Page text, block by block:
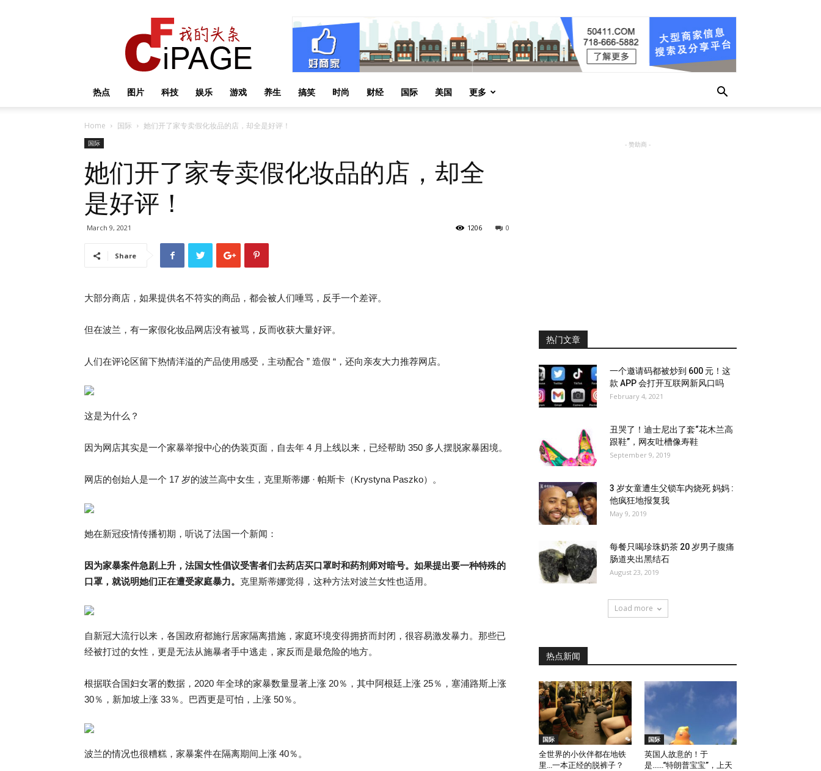
热点 图片 科技 娱乐 游戏 养生 搞笑 时尚 财经 国际 美国 更多
Home 国际 她们开了家专卖假化妆品的店，却全是好评！
国际
她们开了家专卖假化妆品的店，却全
是好评！
March 9, 2021 0
1206
Share
大部分商店，如果提供名不符实的商品，都会被人们唾骂，反手一个差评。
但在波兰，有一家假化妆品网店没有被骂，反而收获大量好评。
人们在评论区留下热情洋溢的产品使用感受，主动配合 ” 造假 “，还向亲友大力推荐网店。
这是为什么？
因为网店其实是一个家暴举报中心的伪装页面，自去年 4 月上线以来，已经帮助 350 多人摆脱家暴困境。
网店的创始人是一个 17 岁的波兰高中女生，克里斯蒂娜 · 帕斯卡（Krystyna Paszko）。
她在新冠疫情传播初期，听说了法国一个新闻：
因为家暴案件急剧上升，法国女性倡议受害者们去药店买口罩时和药剂师对暗号。如果提出要一种特殊的
口罩，就说明她们正在遭受家庭暴力。 克里斯蒂娜觉得，这种方法对波兰女性也适用。
自新冠大流行以来，各国政府都施行居家隔离措施，家庭环境变得拥挤而封闭，很容易激发暴力。那些已
经被打过的女性，更是无法从施暴者手中逃走，家反而是最危险的地方。
根据联合国妇女署的数据，2020 年全球的家暴数量显著上涨 20％，其中阿根廷上涨 25％，塞浦路斯上涨
30％，新加坡上涨 33％。巴西更是可怕，上涨 50％。
波兰的情况也很糟糕，家暴案件在隔离期间上涨 40％。
- 赞助商 -
热门文章
一个邀请码都被炒到 600 元！这
款 APP 会打开互联网新风口吗
February 4, 2021
丑哭了！迪士尼出了套“花木兰高
跟鞋”，网友吐槽像寿鞋
September 9, 2019
3 岁女童遭生父锁车内烧死 妈妈 :
他疯狂地报复我
May 9, 2019
每餐只喝珍珠奶茶 20 岁男子腹痛
肠道夹出黑结石
August 23, 2019
Load more
热点新闻
国际
全世界的小伙伴都在地铁
里…一本正经的脱裤子？
国际
英国人故意的！于
是……“特朗普宝宝”，上天